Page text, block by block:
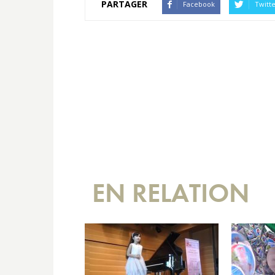
PARTAGER Facebook
EN RELATION